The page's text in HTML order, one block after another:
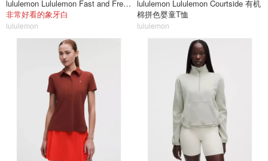
lululemon Lululemon Fast and Free 跑步腰包
非常好看的象牙白
lululemon
lululemon Lululemon Courtside 有机
棉拼色婴童T恤
lululemon